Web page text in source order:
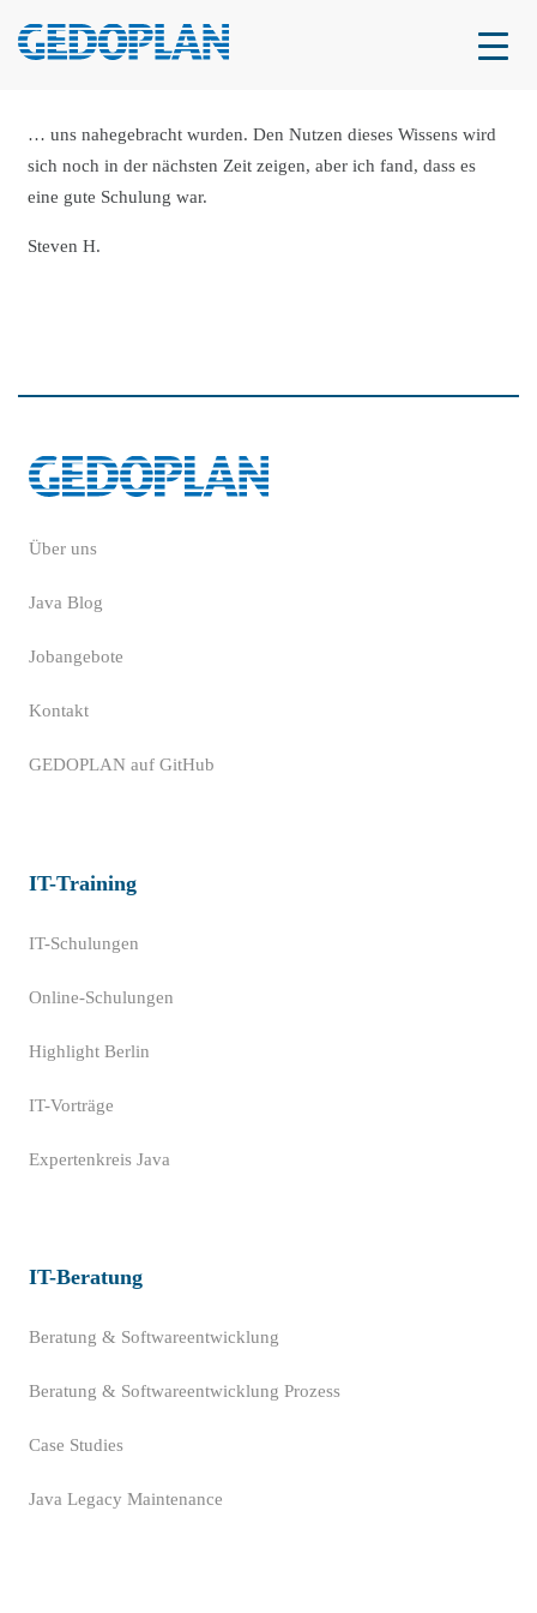
… uns nahegebracht wurden. Den Nutzen dieses Wissens wird
sich noch in der nächsten Zeit zeigen, aber ich fand, dass es
eine gute Schulung war.
Steven H.
Über uns
Java Blog
Jobangebote
Kontakt
GEDOPLAN auf GitHub
IT-Training
IT-Schulungen
Online-Schulungen
Highlight Berlin
IT-Vorträge
Expertenkreis Java
IT-Beratung
Beratung & Softwareentwicklung
Beratung & Softwareentwicklung Prozess
Case Studies
Java Legacy Maintenance